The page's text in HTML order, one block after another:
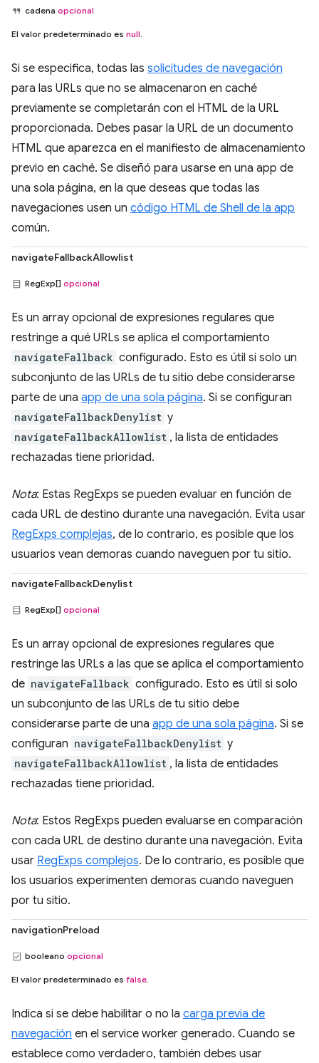
cadena opcional
El valor predeterminado es null.
Si se especifica, todas las solicitudes de navegación
para las URLs que no se almacenaron en caché
previamente se completarán con el HTML de la URL
proporcionada. Debes pasar la URL de un documento
HTML que aparezca en el manifiesto de almacenamiento
previo en caché. Se diseñó para usarse en una app de
una sola página, en la que deseas que todas las
navegaciones usen un código HTML de Shell de la app
común.
navigateFallbackAllowlist
RegExp[] opcional
Es un array opcional de expresiones regulares que
restringe a qué URLs se aplica el comportamiento
navigateFallback configurado. Esto es útil si solo un
subconjunto de las URLs de tu sitio debe considerarse
parte de una app de una sola página. Si se configuran
navigateFallbackDenylist y
navigateFallbackAllowlist , la lista de entidades
rechazadas tiene prioridad.
Nota: Estas RegExps se pueden evaluar en función de
cada URL de destino durante una navegación. Evita usar
RegExps complejas, de lo contrario, es posible que los
usuarios vean demoras cuando naveguen por tu sitio.
navigateFallbackDenylist
RegExp[] opcional
Es un array opcional de expresiones regulares que
restringe las URLs a las que se aplica el comportamiento
de navigateFallback configurado. Esto es útil si solo
un subconjunto de las URLs de tu sitio debe
considerarse parte de una app de una sola página. Si se
configuran navigateFallbackDenylist y
navigateFallbackAllowlist , la lista de entidades
rechazadas tiene prioridad.
Nota: Estos RegExps pueden evaluarse en comparación
con cada URL de destino durante una navegación. Evita
usar RegExps complejos. De lo contrario, es posible que
los usuarios experimenten demoras cuando naveguen
por tu sitio.
navigationPreload
booleano opcional
El valor predeterminado es false.
Indica si se debe habilitar o no la carga previa de
navegación en el service worker generado. Cuando se
establece como verdadero, también debes usar